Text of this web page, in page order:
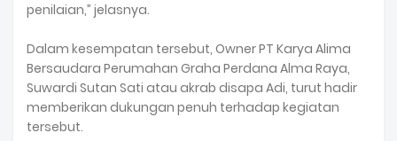
penilaian,” jelasnya.
‎Dalam kesempatan tersebut, Owner PT Karya Alima
Bersaudara Perumahan Graha Perdana Alma Raya,
Suwardi Sutan Sati atau akrab disapa Adi, turut hadir
memberikan dukungan penuh terhadap kegiatan
tersebut.